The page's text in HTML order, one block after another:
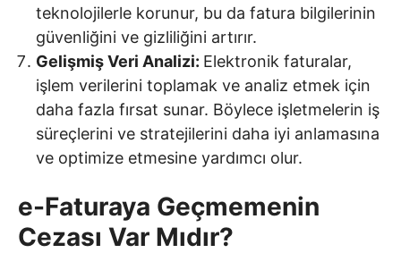
teknolojilerle korunur, bu da fatura bilgilerinin
güvenliğini ve gizliliğini artırır.
Gelişmiş Veri Analizi: Elektronik faturalar,
işlem verilerini toplamak ve analiz etmek için
daha fazla fırsat sunar. Böylece işletmelerin iş
süreçlerini ve stratejilerini daha iyi anlamasına
ve optimize etmesine yardımcı olur.
e-Faturaya Geçmemenin
Cezası Var Mıdır?